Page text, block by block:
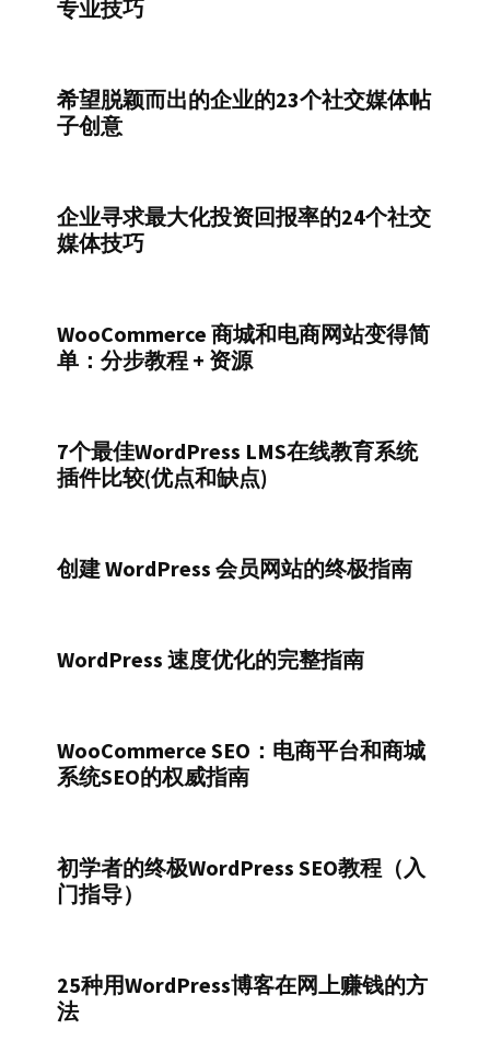
专业技巧
希望脱颖而出的企业的23个社交媒体帖
子创意
企业寻求最大化投资回报率的24个社交
媒体技巧
WooCommerce 商城和电商网站变得简
单：分步教程 + 资源
7个最佳WordPress LMS在线教育系统
插件比较(优点和缺点)
创建 WordPress 会员网站的终极指南
WordPress 速度优化的完整指南
WooCommerce SEO：电商平台和商城
系统SEO的权威指南
初学者的终极WordPress SEO教程（入
门指导）
25种用WordPress博客在网上赚钱的方
法